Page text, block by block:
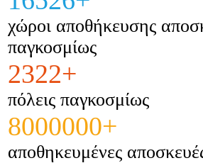
χώροι αποθήκευσης
παγκοσμίως
2322+
πόλεις παγκοσμίως
8000000+
αποθηκευμένες